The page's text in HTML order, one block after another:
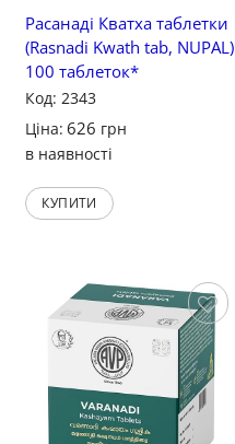
Расанаді Кватха таблетки
(Rasnadi Kwath tab, NUPAL)
100 таблеток*
Код: 2343
Ціна: 626 грн
в наявності
КУПИТИ
Зберегти